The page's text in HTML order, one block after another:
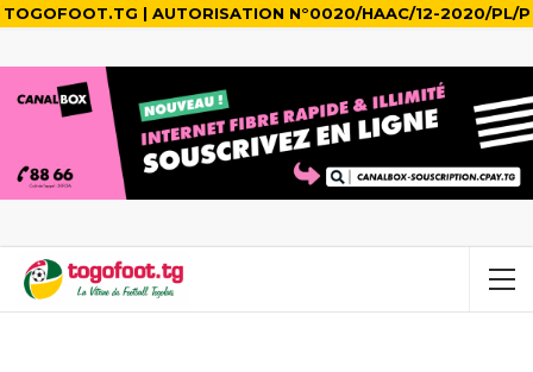
TOGOFOOT.TG | AUTORISATION N°0020/HAAC/12-2020/PL/P